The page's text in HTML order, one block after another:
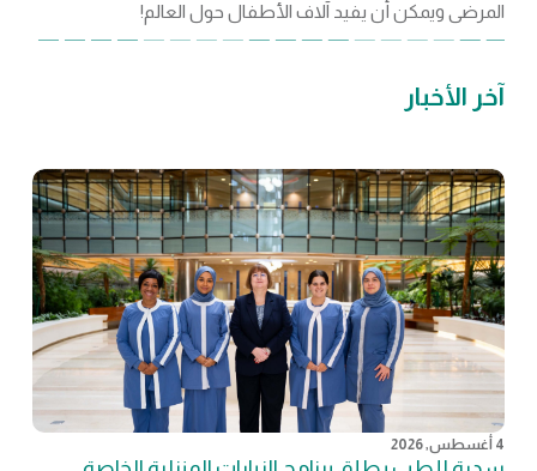
المرضى ويمكن أن يفيد آلاف الأطفال حول العالم!
آخر الأخبار
4 أغسطس, 2026